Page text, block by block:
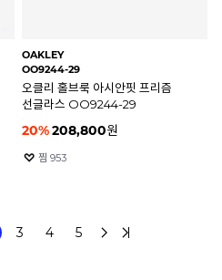
OAKLEY
OO9244-29
오클리 홀브룩 아시안핏 프리즘
선글라스 OO9244-29
20%208,800원
찜 953
3 4 5